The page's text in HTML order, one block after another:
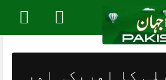
کا امریکہ اور